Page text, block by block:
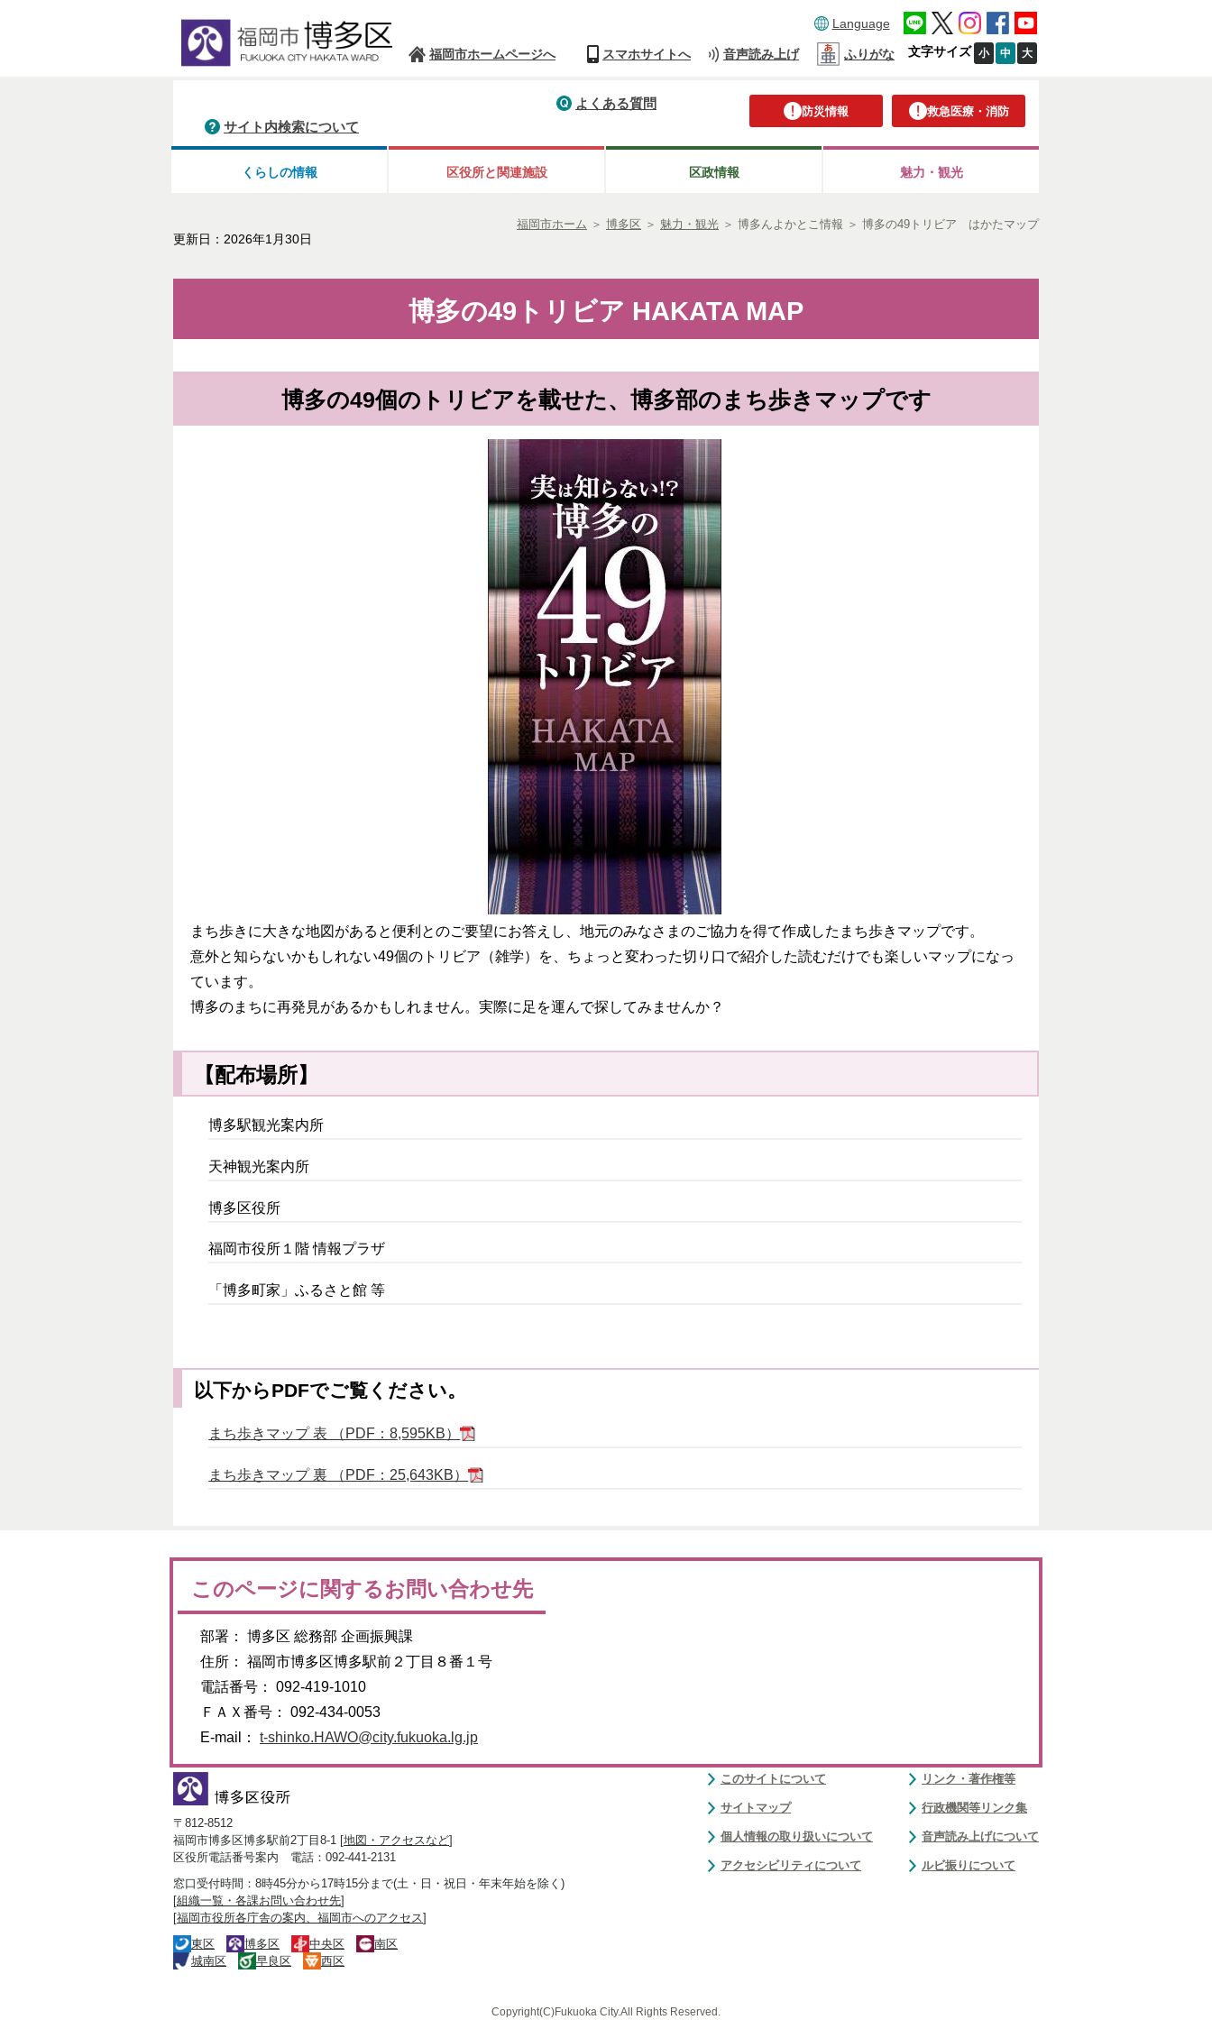
Language
福岡市ホームページへ スマホサイトへ 音声読み上げ ふりがな 文字サイズ 小 中 大
防災情報 救急医療・消防
よくある質問
サイト内検索について
くらしの情報 区役所と関連施設 区政情報 魅力・観光
福岡市ホーム ＞ 博多区 ＞ 魅力・観光 ＞ 博多んよかとこ情報 ＞ 博多の49トリビア はかたマップ
更新日：2026年1月30日
博多の49トリビア HAKATA MAP
博多の49個のトリビアを載せた、博多部のまち歩きマップです
まち歩きに大きな地図があると便利とのご要望にお答えし、地元のみなさまのご協力を得て作成したまち歩きマップです。
意外と知らないかもしれない49個のトリビア（雑学）を、ちょっと変わった切り口で紹介した読むだけでも楽しいマップになっ
ています。
博多のまちに再発見があるかもしれません。実際に足を運んで探してみませんか？
【配布場所】
博多駅観光案内所
天神観光案内所
博多区役所
福岡市役所１階 情報プラザ
「博多町家」ふるさと館 等
以下からPDFでご覧ください。
まち歩きマップ 表 （PDF：8,595KB）
まち歩きマップ 裏 （PDF：25,643KB）
このページに関するお問い合わせ先
部署： 博多区 総務部 企画振興課
住所： 福岡市博多区博多駅前２丁目８番１号
電話番号： 092-419-1010
ＦＡＸ番号： 092-434-0053
E-mail： t-shinko.HAWO@city.fukuoka.lg.jp
〒812-8512
福岡市博多区博多駅前2丁目8-1 [地図・アクセスなど]
区役所電話番号案内 電話：092-441-2131
窓口受付時間：8時45分から17時15分まで(土・日・祝日・年末年始を除く)
[組織一覧・各課お問い合わせ先]
[福岡市役所各庁舎の案内、福岡市へのアクセス]
東区
博多区 中央区
南区
城南区
早良区 西区
このサイトについて
サイトマップ
個人情報の取り扱いについて
アクセシビリティについて
リンク・著作権等
行政機関等リンク集
音声読み上げについて
ルビ振りについて
Copyright(C)Fukuoka City.All Rights Reserved.